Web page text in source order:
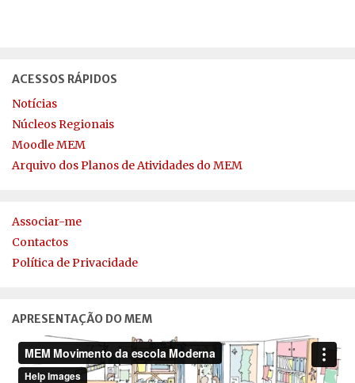
ACESSOS RÁPIDOS
Notícias
Núcleos Regionais
Moodle MEM
Arquivo dos Planos de Atividades do MEM
Associar-me
Contactos
Política de Privacidade
APRESENTAÇÃO DO MEM
Reprodutor
de
vídeo